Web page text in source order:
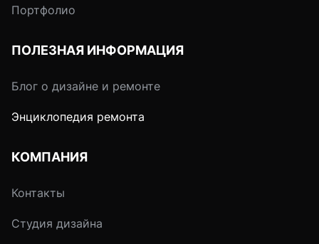
Портфолио
ПОЛЕЗНАЯ ИНФОРМАЦИЯ
Блог о дизайне и ремонте
Энциклопедия ремонта
КОМПАНИЯ
Контакты
Студия дизайна